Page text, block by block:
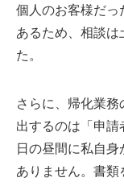
個人のお客様だっ
あるため、相談は
た。
さらに、帰化業
出するのは「申
日の昼間に私自
ありません。書類